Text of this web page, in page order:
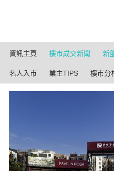
資訊主頁 樓市成交新聞 新
名人入市 業主TIPS 樓市分